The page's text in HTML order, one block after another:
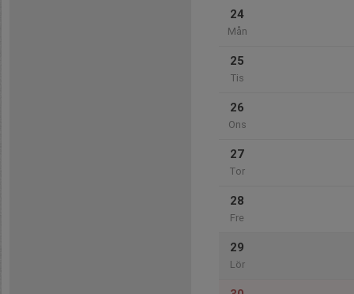
24
Mån
25
Tis
26
Ons
27
Tor
28
Fre
29
Lör